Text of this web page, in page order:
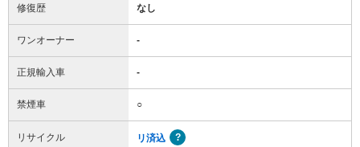
修復歴 なし
ワンオーナー -
正規輸入車 -
禁煙車 ○
リサイクル リ済込